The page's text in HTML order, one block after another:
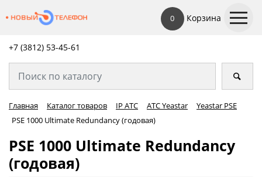
0 Корзина
+7 (3812) 53-45-61
Главная Каталог товаров IP АТС АТС Yeastar
Yeastar PSE
PSE 1000 Ultimate Redundancy (годовая)
PSE 1000 Ultimate Redundancy
(годовая)